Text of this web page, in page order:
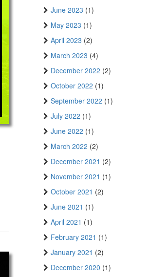
June 2023 (1)
May 2023 (1)
April 2023 (2)
March 2023 (4)
December 2022 (2)
October 2022 (1)
September 2022 (1)
July 2022 (1)
June 2022 (1)
March 2022 (2)
December 2021 (2)
November 2021 (1)
October 2021 (2)
June 2021 (1)
April 2021 (1)
February 2021 (1)
January 2021 (2)
December 2020 (1)